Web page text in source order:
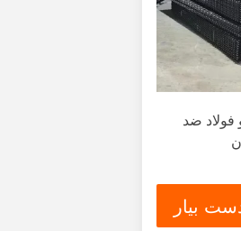
فولاد ضد
بیار